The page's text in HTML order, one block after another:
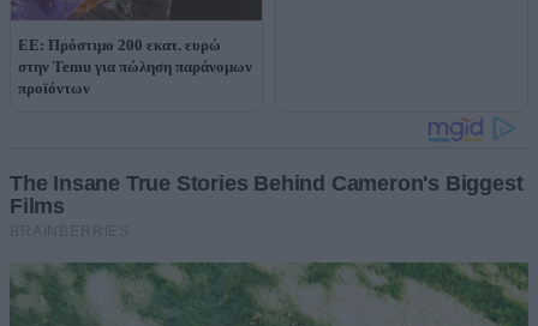
ΕΕ: Πρόστιμο 200 εκατ. ευρώ
στην Temu για πώληση παράνομων
προϊόντων